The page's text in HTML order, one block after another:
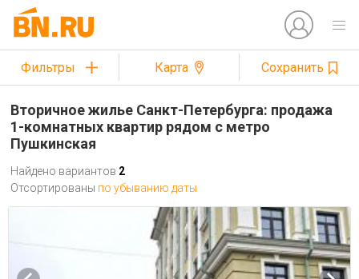
Фильтры Карта Сохранить
Вторичное жилье Санкт-Петербурга: продажа
1-комнатных квартир рядом с метро
Пушкинская
Найдено вариантов 2
Отсортированы по убыванию даты